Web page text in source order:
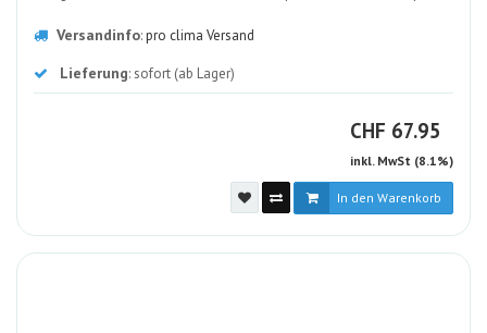
Versandinfo:pro clima Versand
Lieferung: sofort (ab Lager)
CHF CHF
67.95
inkl. MwSt (8.1%)
In den Warenkorb